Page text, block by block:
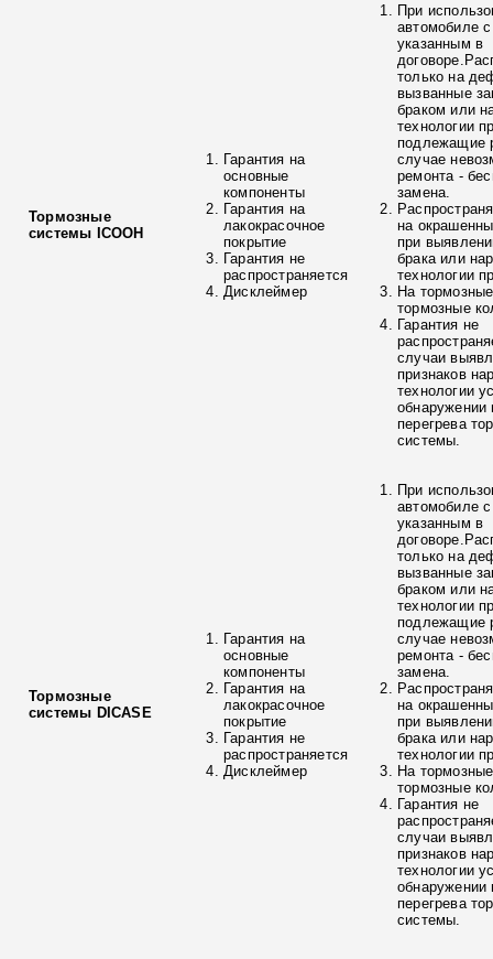
Тормозные
системы ICOOH
Гарантия на
основные
компоненты
Гарантия на
лакокрасочное
покрытие
Гарантия не
распространяется
Дисклеймер
При
автомобиле
указанным в
только на
вызванные
браком или
технологии
подлежащие
случае
ремонта -
замена.
на
при
брака или
технологии
На
тормозные
Гарантия не
случаи
признаков
технологии
обнаружении
перегрева
системы.
Тормозные
системы DICASE
Гарантия на
основные
компоненты
Гарантия на
лакокрасочное
покрытие
Гарантия не
распространяется
Дисклеймер
При
автомобиле
указанным в
только на
вызванные
браком или
технологии
подлежащие
случае
ремонта -
замена.
на
при
брака или
технологии
На
тормозные
Гарантия не
случаи
признаков
технологии
обнаружении
перегрева
системы.